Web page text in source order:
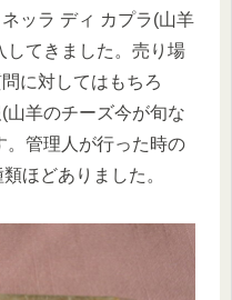
ッラ ディ カプラ(山羊
してきました。売り場
に対してはもちろ
山羊のチーズ今が旬な
。管理人が行った時の
ほどありました。